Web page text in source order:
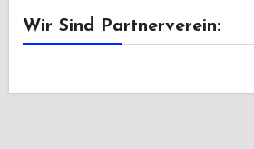
Wir Sind Partnerverein: